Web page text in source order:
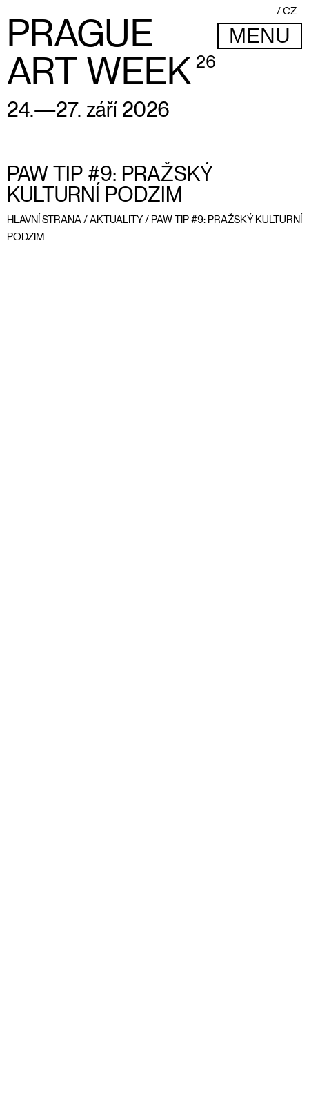
PRAGUE
ART WEEK 26
24.—27. září 2026
CZ
MENU
PAW TIP #9: PRAŽSKÝ
KULTURNÍ PODZIM
HLAVNÍ STRANA/AKTUALITY/ PAW TIP #9: PRAŽSKÝ KULTURNÍ
PODZIM